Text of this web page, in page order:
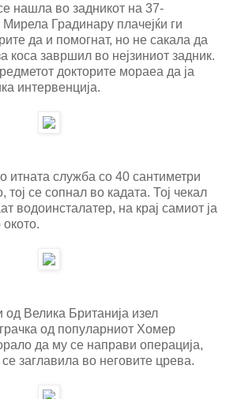
нашла во задникот на 37-
Градинару плачејќи ги
да и помогнат, но не сакала да
коса завршил во нејзиниот задник.
докторите мораеа да ја
интервенција.
итната служба со 40 сантиметри
тој се сопнал во кадата. Тој чекал
водоинсталатер, на крај самиот ја
Велика Британија изел
од популарниот Хомер
да му се направи операција,
заглавила во неговите црева.